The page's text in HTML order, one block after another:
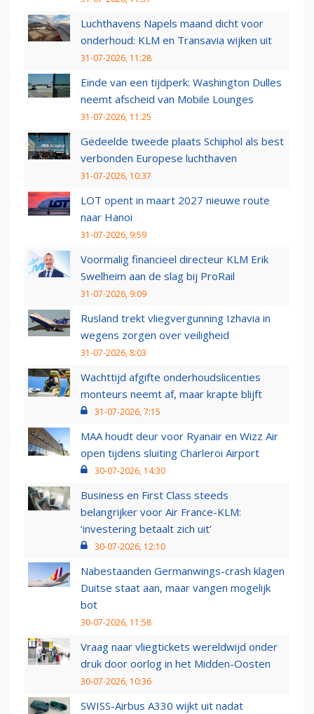
Luchthavens Napels maand dicht voor
onderhoud: KLM en Transavia wijken uit
31-07-2026, 11:28
Einde van een tijdperk: Washington Dulles
neemt afscheid van Mobile Lounges
31-07-2026, 11:25
Gedeelde tweede plaats Schiphol als best
verbonden Europese luchthaven
31-07-2026, 10:37
LOT opent in maart 2027 nieuwe route
naar Hanoi
31-07-2026, 9:59
Voormalig financieel directeur KLM Erik
Swelheim aan de slag bij ProRail
31-07-2026, 9:09
Rusland trekt vliegvergunning Izhavia in
wegens zorgen over veiligheid
31-07-2026, 8:03
Wachttijd afgifte onderhoudslicenties
monteurs neemt af, maar krapte blijft
31-07-2026, 7:15
MAA houdt deur voor Ryanair en Wizz Air
open tijdens sluiting Charleroi Airport
30-07-2026, 14:30
Business en First Class steeds
belangrijker voor Air France-KLM:
‘investering betaalt zich uit’
30-07-2026, 12:10
Nabestaanden Germanwings-crash klagen
Duitse staat aan, maar vangen mogelijk
bot
30-07-2026, 11:58
Vraag naar vliegtickets wereldwijd onder
druk door oorlog in het Midden-Oosten
30-07-2026, 10:36
SWISS-Airbus A330 wijkt uit nadat